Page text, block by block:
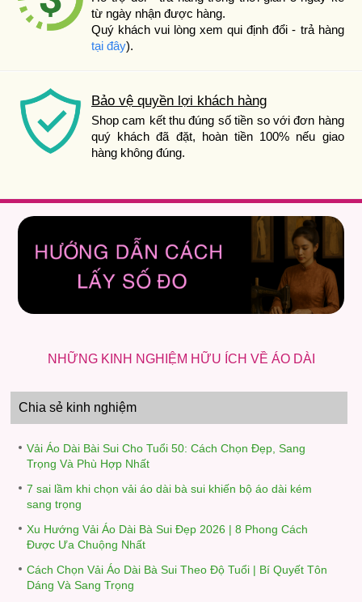
từ ngày nhận được hàng.
Quý khách vui lòng xem qui định đổi - trả hàng
tại đây).
Bảo vệ quyền lợi khách hàng
Shop cam kết thu đúng số tiền so với đơn hàng
quý khách đã đặt, hoàn tiền 100% nếu giao
hàng không đúng.
NHỮNG KINH NGHIỆM HỮU ÍCH VỀ ÁO DÀI
Chia sẻ kinh nghiệm
Vải Áo Dài Bài Sui Cho Tuổi 50: Cách Chọn Đẹp, Sang
Trọng Và Phù Hợp Nhất
7 sai lầm khi chọn vải áo dài bà sui khiến bộ áo dài kém
sang trọng
Xu Hướng Vải Áo Dài Bà Sui Đẹp 2026 | 8 Phong Cách
Được Ưa Chuộng Nhất
Cách Chọn Vải Áo Dài Bà Sui Theo Độ Tuổi | Bí Quyết Tôn
Dáng Và Sang Trọng